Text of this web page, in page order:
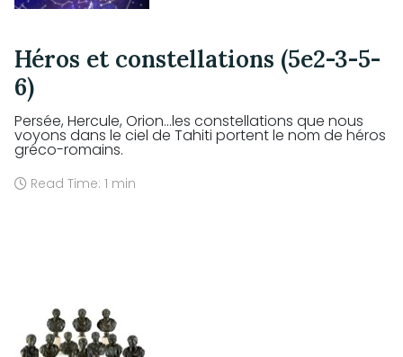
Héros et constellations (5e2-3-5-
6)
Persée, Hercule, Orion...les constellations que nous
voyons dans le ciel de Tahiti portent le nom de héros
gréco-romains.
Read Time: 1 min